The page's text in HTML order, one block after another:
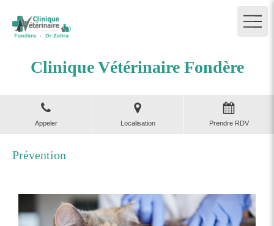
Clinique Vétérinaire Fondère
Appeler Localisation Prendre RDV
Prévention